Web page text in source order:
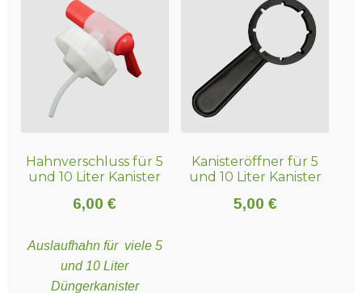
Varianten
Optionen
können
Produktseite
gewählt
Optionen
können
Produktseite
gewählt
Hahnverschluss für 5
und 10 Liter Kanister
6,00€
Auslaufhahn für viele 5
und 10 Liter
Düngerkanister
Kanisteröffner für 5
und 10 Liter Kanister
5,00 €